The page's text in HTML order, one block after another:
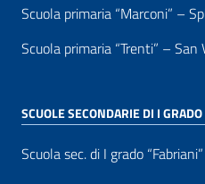
Scuola primaria “Marconi” –
Scuola primaria “Trenti” – San
SCUOLE SECONDARIE DI I GRADO
Scuola sec. di I grado